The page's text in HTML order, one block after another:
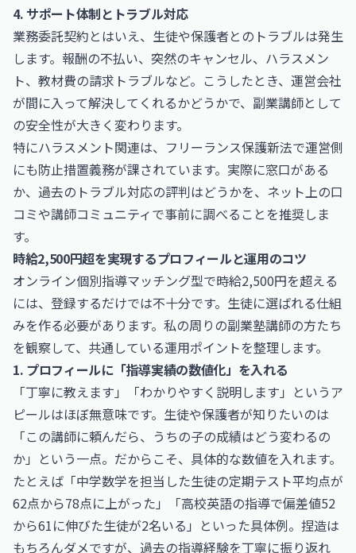
4. サポート体制とトラブル対応
業務委託契約とはいえ、生徒や保護者とのトラブルは発生
します。報酬の不払い、突然のキャンセル、ハラスメン
ト、教材費の請求トラブルなど。こうしたとき、運営会社
が間に入って解決してくれるかどうかで、副業講師として
の安全性が大きく変わります。
特にハラスメント関連は、フリーランス保護新法で運営側
にも防止措置義務が課されています。実際に窓口がある
か、過去のトラブル対応の評判はどうかを、ネット上の口
コミや講師コミュニティで事前に調べることを推奨しま
す。
時給2,500円超を実現するプロフィールと運用のコツ
オンライン個別指導マッチング型で時給2,500円を超える
には、登録するだけでは不十分です。生徒に選ばれる仕組
みを作る必要があります。私の周りの副業塾講師の方たち
を観察して、共通している運用ポイントを整理します。
1. プロフィールに「指導実績の数値化」を入れる
「丁寧に教えます」「わかりやすく説明します」というア
ピールはほぼ無意味です。生徒や保護者が知りたいのは
「この講師に頼んだら、うちの子の成績はどう変わるの
か」という一点。だからこそ、具体的な数値を入れます。
たとえば「中学数学を担当した生徒の定期テスト平均点が
62点から78点に上がった」「高校英語の指導で偏差値52
から61に伸びた生徒が2名いる」といった具体例。捏造は
もちろんダメですが、過去の指導経験を丁寧に振り返れ